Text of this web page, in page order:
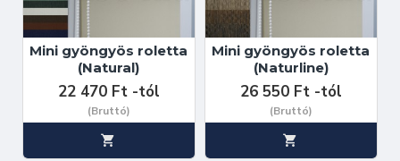
Mini gyöngyös roletta
(Natural)
22 470 Ft -tól
(Bruttó)
Mini gyöngyös roletta
(Naturline)
26 550 Ft -tól
(Bruttó)